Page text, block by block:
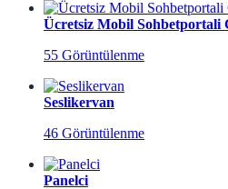
Ücretsiz Mobil Sohbetportali
55 Görüntülenme
Seslikervan
46 Görüntülenme
Panelci